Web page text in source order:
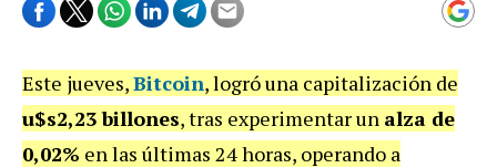
Este jueves,Bitcoin, logró una capitalización de
u$s2,23 billones, tras experimentar un alza de
0,02% en las últimas 24 horas, operando a